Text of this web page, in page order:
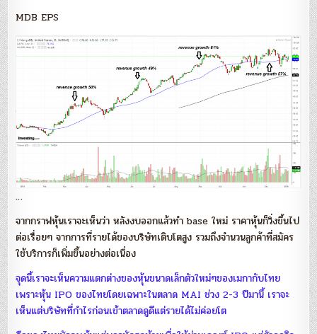
MDB EPS
…
จากกราฟหุ้นเราจะเห็นว่า หลังงบออกแล้วทำ base ใหม่ ราคาหุ้นก็วิ่งขึ้นไป
ต่อเรื่อยๆ จากการที่รายได้ของบริษัทเติบโตสูง รวมถึงจำนวนลูกค้าที่สมัคร
ใช้บริการก็เพิ่มขึ้นอย่างต่อเนื่อง
จุดนี้เราจะเห็นความแตกต่างของหุ้นขนาดเล็กตัวใหม่ๆของเมกากับไทย
เพราะหุ้น IPO ของไทยโดยเฉพาะในตลาด MAI ช่วง 2-3 ปีมานี้ เราจะ
เห็นแต่บริษัทที่กำไรก่อนเข้าตลาดดูดีแต่รายได้ไม่ค่อยโต